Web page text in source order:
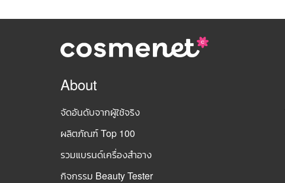
About
จัดอันดับจากผู้ใช้จริง
ผลิตภัณฑ์ Top 100
รวมแบรนด์เครื่องสำอาง
กิจกรรม Beauty Tester